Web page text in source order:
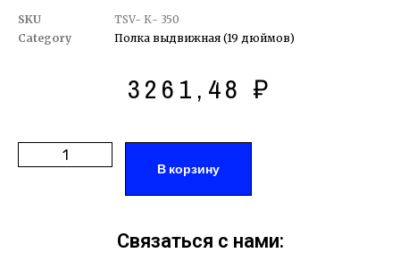
SKU
TSV- К- 350
Category
Полка выдвижная (19 дюймов)
3261,48 ₽
В корзину
Связаться с нами: